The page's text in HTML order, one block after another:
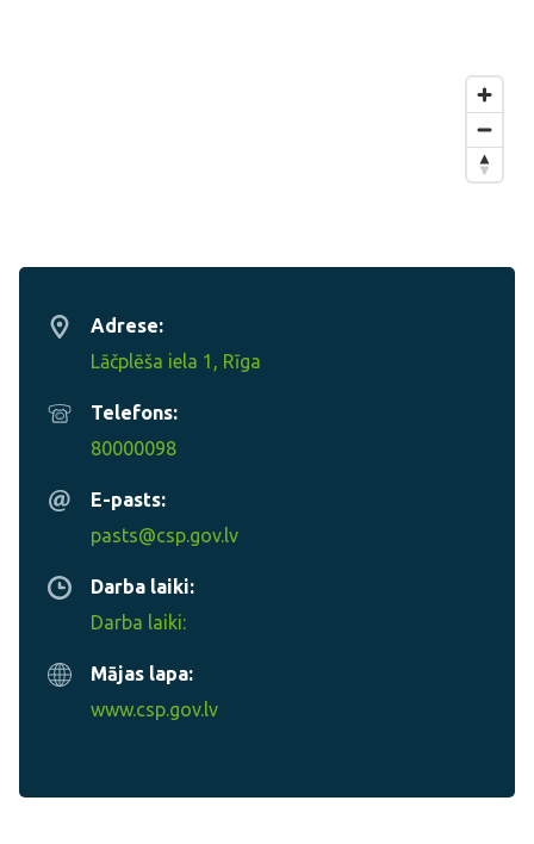
Adrese:
Lāčplēša iela 1, Rīga
Telefons:
80000098
E-pasts:
pasts@csp.gov.lv
Darba laiki:
Darba laiki:
Mājas lapa:
www.csp.gov.lv